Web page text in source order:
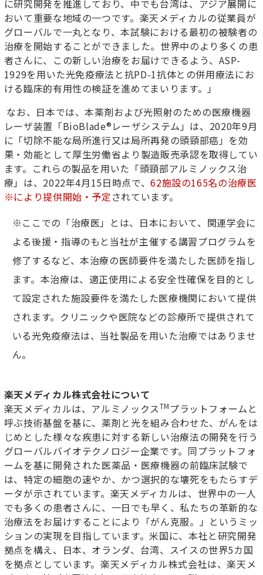
に研究開発を推進しており、中でも台湾は、 アジア展開に
おいて重要な地域の一つです。楽天メディカルの従業員が
グローバルで一丸となり、本試験における最初の被験者の
治療を開始することができました。世界中のより多くの患
者さんに、この新しい治療をお届けできるよう、 ASP-
1929を用いた光免疫療法と抗PD-1抗体との併用療法にお
ける臨床的有用性の検証を進めてまいります。 」
なお、日本では、本薬剤および光照射のための医療機器
レーザ装置 「BioBlade®レーザシステム」は、 2020年9月
に「切除不能な局所進行又は局所再発の頭頸部癌」を効
果・効能として厚生労働省より製造販売承認を取得してい
ます。これらの製品を用いた「頭頸部アルミノックス治
療」は、 2022年4月15日時点で、62施設の165名の治療医
※により提供開始・予定されています。
※ここでの「治療医」とは、日本において、関連学会に
よる後援・指導のもと当社が主催する講習プログラムを
修了するなど、本治療の医師要件を満たした医師を指し
ます。本治療は、適正使用による安全性確保を目的とし
て設定された施設要件を満たした医療機関において提供
されます。クリニックや医院などの診療所で提供されて
いる光免疫療法は、当社製品を用いた治療ではありませ
ん。
楽天メディカル株式会社について
楽天メディカルは、アルミノックスTM プラットフォームと
呼ぶ技術基盤を基に、薬剤と光を組み合わせた、がんをは
じめとした様々な疾患に対する新しい治療法の開発を行う
グローバルバイオテクノロジー企業です。同プラットフォ
ームを基に開発された医薬品・医療機器の前臨床試験で
は、特定の細胞の速やか、かつ選択的な壊死をもたらすデ
ータが示されています。楽天メディカルは、世界中の一人
でも多くの患者さんに、一日でも早く、私たちの革新的な
治療法をお届けすることにより「がん克服。」というミッ
ションの実現を目指しています。米国に、本社と研究開発
拠点を構え、日本、オランダ、台湾、スイスの世界5カ国
を拠点としています。楽天メディカル株式会社は、楽天メ